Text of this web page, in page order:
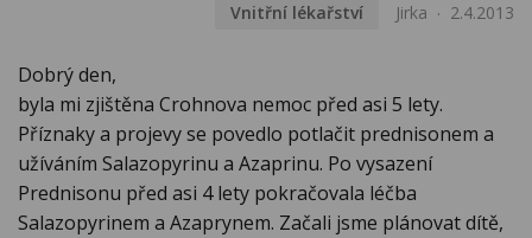
Vnitřní lékařství Jirka 2.4.2013
Dobrý den,
byla mi zjištěna Crohnova nemoc před asi 5 lety.
Příznaky a projevy se povedlo potlačit prednisonem a
užíváním Salazopyrinu a Azaprinu. Po vysazení
Prednisonu před asi 4 lety pokračovala léčba
Salazopyrinem a Azaprynem. Začali jsme plánovat dítě,